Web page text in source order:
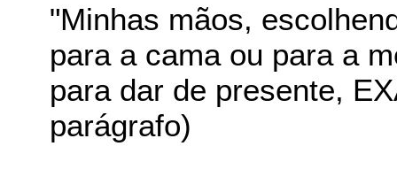
"Minhas mãos,
para a cama ou para a
para dar de presente,
parágrafo)